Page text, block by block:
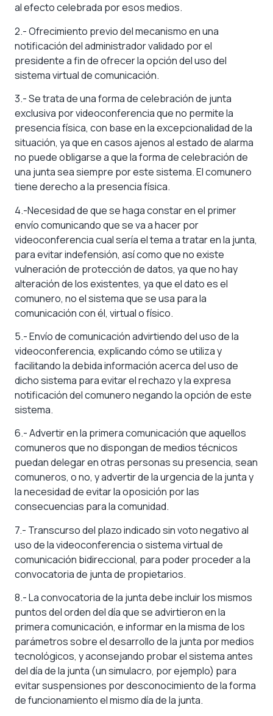
al efecto celebrada por esos medios.
2.- Ofrecimiento previo del mecanismo en una
notificación del administrador validado por el
presidente a fin de ofrecer la opción del uso del
sistema virtual de comunicación.
3.- Se trata de una forma de celebración de junta
exclusiva por videoconferencia que no permite la
presencia física, con base en la excepcionalidad de la
situación, ya que en casos ajenos al estado de alarma
no puede obligarse a que la forma de celebración de
una junta sea siempre por este sistema. El comunero
tiene derecho a la presencia física.
4.-Necesidad de que se haga constar en el primer
envío comunicando que se va a hacer por
videoconferencia cual sería el tema a tratar en la junta,
para evitar indefensión, así como que no existe
vulneración de protección de datos, ya que no hay
alteración de los existentes, ya que el dato es el
comunero, no el sistema que se usa para la
comunicación con él, virtual o físico.
5.- Envío de comunicación advirtiendo del uso de la
videoconferencia, explicando cómo se utiliza y
facilitando la debida información acerca del uso de
dicho sistema para evitar el rechazo y la expresa
notificación del comunero negando la opción de este
sistema.
6.- Advertir en la primera comunicación que aquellos
comuneros que no dispongan de medios técnicos
puedan delegar en otras personas su presencia, sean
comuneros, o no, y advertir de la urgencia de la junta y
la necesidad de evitar la oposición por las
consecuencias para la comunidad.
7.- Transcurso del plazo indicado sin voto negativo al
uso de la videoconferencia o sistema virtual de
comunicación bidireccional, para poder proceder a la
convocatoria de junta de propietarios.
8.- La convocatoria de la junta debe incluir los mismos
puntos del orden del día que se advirtieron en la
primera comunicación, e informar en la misma de los
parámetros sobre el desarrollo de la junta por medios
tecnológicos, y aconsejando probar el sistema antes
del día de la junta (un simulacro, por ejemplo) para
evitar suspensiones por desconocimiento de la forma
de funcionamiento el mismo día de la junta.